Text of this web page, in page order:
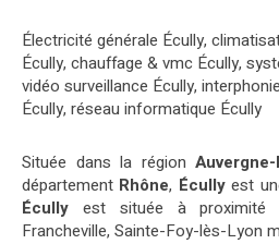
Électricité générale Écully,
Écully, chauffage & vmc Écully,
vidéo surveillance Écully,
Écully, réseau informatique Écully
Située dans la région
département Rhône, Écullyest
Écully est située à proximité
Francheville, Sainte-Foy-lès-Lyon